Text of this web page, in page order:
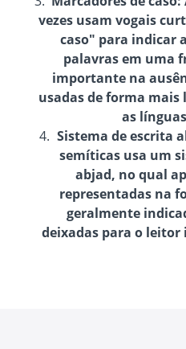
vezes usam vogais
caso" para indicar
palavras em uma
importante na
usadas de forma
as
Sistema de escrita
semíticas usa um
abjad, no qual
representadas na
geralmente
deixadas para o